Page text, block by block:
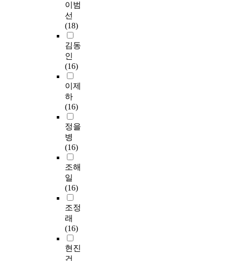
이범
선
(18)
김동
인
(16)
이제
하
(16)
정을
병
(16)
조해
일
(16)
조정
래
(16)
현진
건